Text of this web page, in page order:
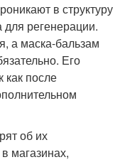
в структуру
регенерации.
а маска-бальзам
Его
как после
об их
магазинах,